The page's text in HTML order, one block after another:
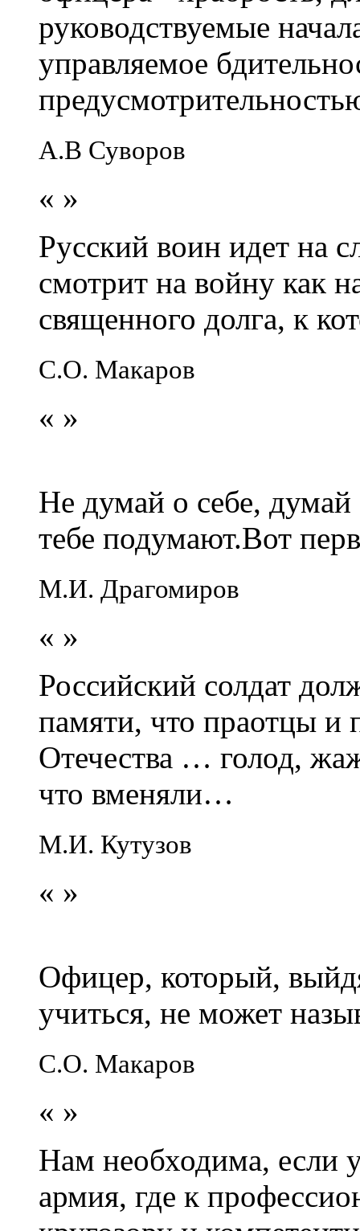
руководствуемые
управляемое
А.В Суворов
« »
Русский воин идет на
смотрит на войну как
священного долга, к
С.О. Макаров
« »
Не думай о себе,
тебе подумают.Вот
М.И. Драгомиров
« »
Российский солдат
памяти, что праотцы и
Отечества … голод,
что вменяли…
М.И. Кутузов
« »
Офицер, который,
учиться, не может
С.О. Макаров
« »
Нам необходима, если
армия, где к